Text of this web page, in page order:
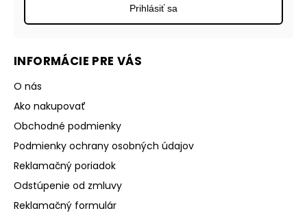
INFORMÁCIE PRE VÁS
O nás
Ako nakupovať
Obchodné podmienky
Podmienky ochrany osobných údajov
Reklamačný poriadok
Odstúpenie od zmluvy
Reklamačný formulár
Prihlásiť sa